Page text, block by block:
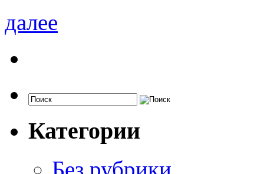
далее
Категории
Без рубрики